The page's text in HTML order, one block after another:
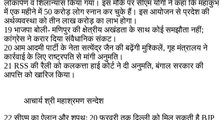
लोकार्पण व शिलान्यास किया गया। इस मौके पर सीएम योगी ने कहा कि महाकुंभ
में एक महीने में 50 करोड़ लोग स्नान कर चुके हैं। इस आयोजन से प्रदेश की
अर्थव्यवस्था को तीन लाख करोड़ का लाभ होगा।
19 भाजपा बोली- मणिपुर की क्षेत्रीय अखंडता के साथ कोई समझौता नहीं;
कांग्रेस ने करार दिया संवैधानिक संकट।
20 आम आदमी पार्टी के नेता सत्येंद्र जैन की बढ़ेंगी मुश्किलें, गृह मंत्रालय ने
कार्रवाई के लिए राष्ट्रपति से मांगी अनुमति।
21 RSS की रैली को कलकत्ता हाई कोर्ट ने दी अनुमति, बंगाल सरकार की
आपत्ति को खारिज किया।
आचार्य श्री महाश्रमण सन्देश
22 सीएम का ऐलान और शपथ; 20 फरवरी तक दिल्ली को मिल सकती है BJP